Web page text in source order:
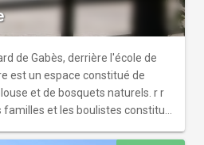
de Gabès, derrière l'école de
est un espace constitué de
et de bosquets naturels. r r
et les boulistes constitue